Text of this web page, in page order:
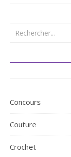
Concours
Couture
Crochet